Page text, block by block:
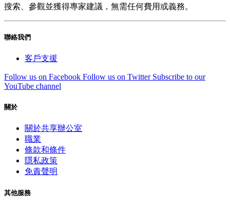
搜索、參觀並獲得專家建議，無需任何費用或義務。
聯絡我們
客戶支援
Follow us on Facebook Follow us on Twitter Subscribe to our
YouTube channel
關於
關於共享辦公室
職業
條款和條件
隱私政策
免責聲明
其他服務